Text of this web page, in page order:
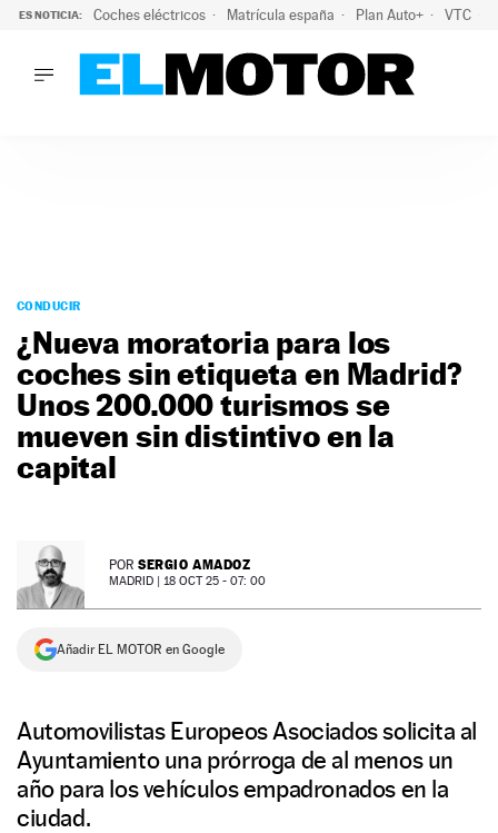
ES NOTICIA: Coches eléctricos Matrícula españa Plan Auto+ VTC
PODCAST
MOTOS
TECNOLOGÍA
SUPERCOCHES
SERVICIOS
SÍGUENOS
CONDUCIR
¿Nueva moratoria para los
coches sin etiqueta en Madrid?
Unos 200.000 turismos se
mueven sin distintivo en la
capital
POR SERGIO AMADOZ
MADRID | 18 OCT 25 - 07: 00
Añadir EL MOTOR en Google
Automovilistas Europeos Asociados solicita al
Ayuntamiento una prórroga de al menos un
año para los vehículos empadronados en la
ciudad.